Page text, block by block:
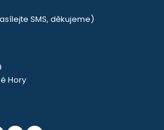
SMS, děkujeme)
Hory